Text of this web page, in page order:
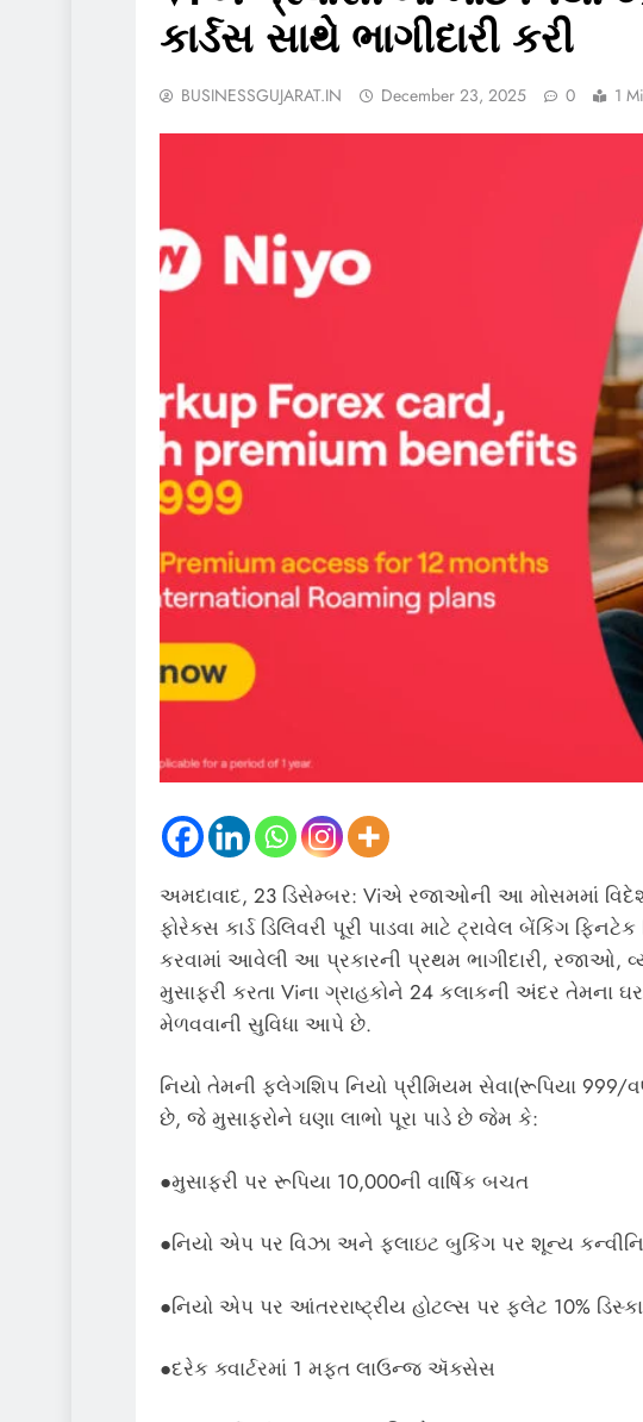
કાર્ડસ સાથે ભાગીદારી કરી
BUSINESSGUJARAT.IN December 23, 2025 0 1
અમદાવાદ, 23 ડિસેમ્બર: Viએ રજાઓની આ મોસમમાં વિદેશ
ફોરેક્સ કાર્ડ ડિલિવરી પૂરી પાડવા માટે ટ્રાવેલ બેંકિંગ
કરવામાં આવેલી આ પ્રકારની પ્રથમ ભાગીદારી, રજાઓ,
મુસાફરી કરતા Viના ગ્રાહકોને 24 કલાકની અંદર તેમના
મેળવવાની સુવિધા આપે છે.
નિયો તેમની ફ્લેગશિપ નિયો પ્રીમિયમ સેવા(રૂપિયા
છે, જે મુસાફરોને ઘણા લાભો પૂરા પાડે છે જેમ કે:
●મુસાફરી પર રૂપિયા 10,000ની વાર્ષિક બચત
●નિયો એપ પર વિઝા અને ફ્લાઇટ બુકિંગ પર શૂન્ય
●નિયો એપ પર આંતરરાષ્ટ્રીય હોટલ્સ પર ફ્લેટ 10%
●દરેક ક્વાર્ટરમાં 1 મફત લાઉન્જ ઍક્સેસ